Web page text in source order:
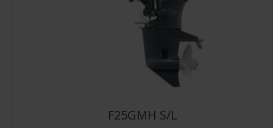
F25GMH S/L